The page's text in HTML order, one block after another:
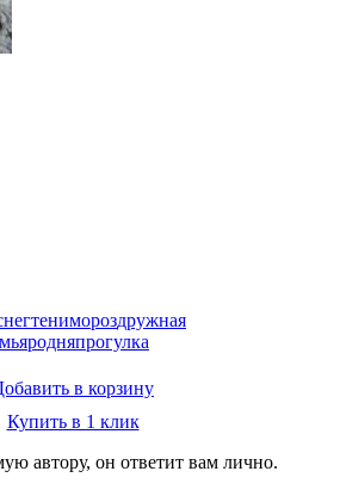
тенимороздружная
родняпрогулка
в корзину
Купить в 1 клик
автору, он ответит вам лично.